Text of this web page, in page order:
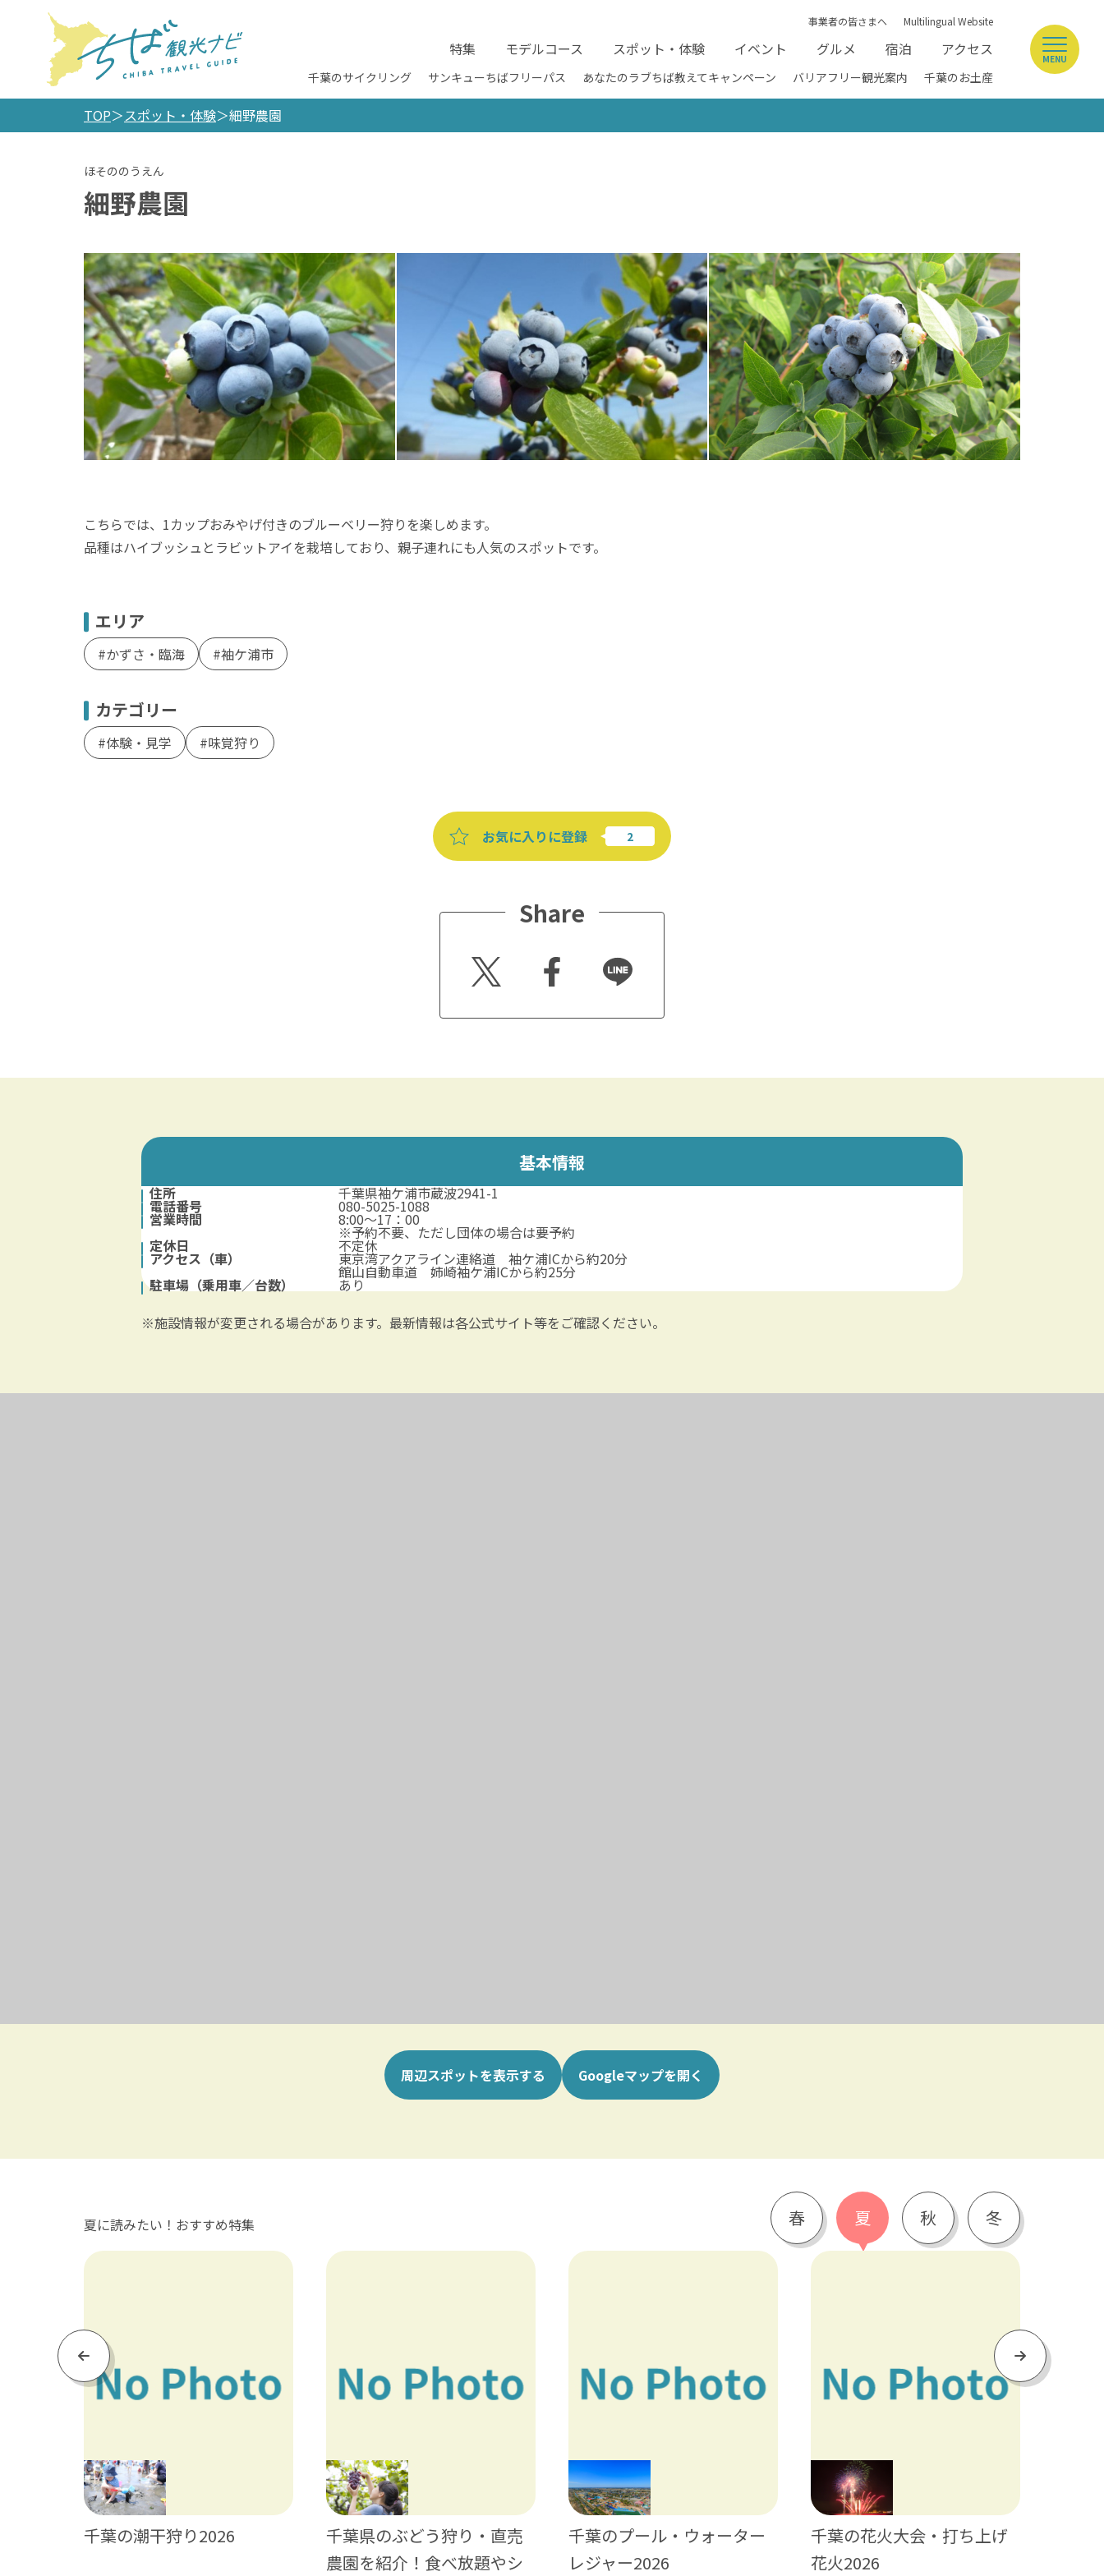
事業者の皆さまへ Multilingual Website
特集 モデルコース スポット・体験 イベント グルメ 宿泊 アクセス
千葉のサイクリング サンキューちばフリーパス あなたのラブちば教えてキャンペーン バリアフリー観光案内 千葉のお土産
MENU
TOP スポット・体験 細野農園
細野農園
こちらでは、1カップおみやげ付きのブルーベリー狩りを楽しめます。
品種はハイブッシュとラビットアイを栽培しており、親子連れにも人気のスポットです。
エリア
かずさ・臨海 袖ケ浦市
カテゴリー
体験・見学 味覚狩り
お気に入りに登録
Share
Twitt
er
Faceb
ook
Line
基本情報
住所 千葉県袖ケ浦市蔵波2941-1
電話番号 080-5025-1088
営業時間 8:00～17：00
※予約不要、ただし団体の場合は要予約
定休日 不定休
アクセス（車） 東京湾アクアライン連絡道 袖ケ浦ICから約20分
館山自動車道 姉崎袖ケ浦ICから約25分
駐車場（乗用車／台数）
あり
※施設情報が変更される場合があります。最新情報は各公式サイト等をご確認ください。
周辺スポットを表示する Googleマップを開く
春 夏 秋 冬
夏に読みたい！おすすめ特集
Previous
千葉の潮干狩り2026
千葉県のぶどう狩り・直売
農園を紹介！食べ放題やシ
千葉のプール・ウォーター
レジャー2026
千葉の花火大会・打ち上げ
花火2026
Next